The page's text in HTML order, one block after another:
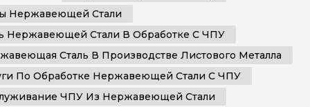
и углубиться в ее неотъемлемую роль в механической
с ЧПУ и...
Нержавеющей Стали
Нержавеющей Стали В Обработке С ЧПУ
Сталь В Производстве Листового Металла
По Обработке Нержавеющей Стали С ЧПУ
ЧПУ Из Нержавеющей Стали